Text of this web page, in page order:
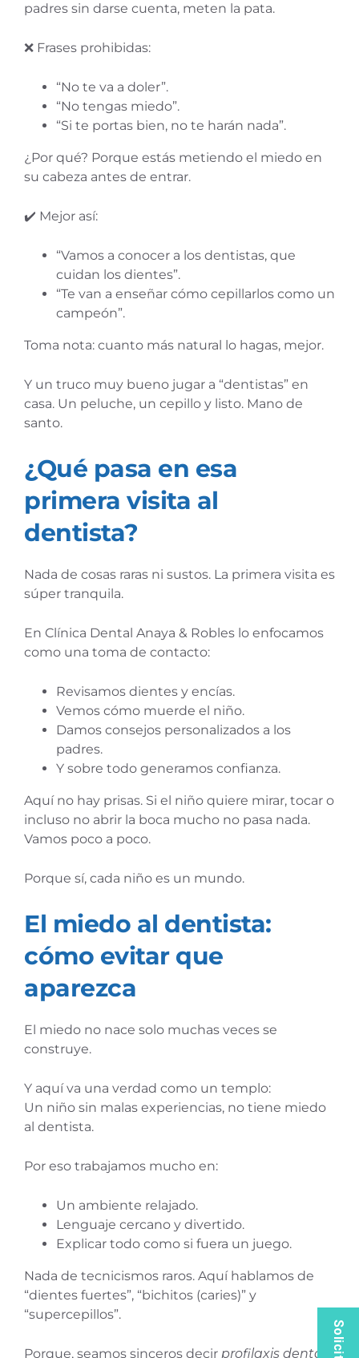
padres sin darse cuenta, meten la pata.
❌ Frases prohibidas:
“No te va a doler”.
“No tengas miedo”.
“Si te portas bien, no te harán nada”.
¿Por qué? Porque estás metiendo el miedo en
su cabeza antes de entrar.
✔️ Mejor así:
“Vamos a conocer a los dentistas, que
cuidan los dientes”.
“Te van a enseñar cómo cepillarlos como un
campeón”.
Toma nota: cuanto más natural lo hagas, mejor.
Y un truco muy bueno jugar a “dentistas” en
casa. Un peluche, un cepillo y listo. Mano de
santo.
¿Qué pasa en esa
primera visita al
dentista?
Nada de cosas raras ni sustos. La primera visita es
súper tranquila.
En Clínica Dental Anaya & Robles lo enfocamos
como una toma de contacto:
Revisamos dientes y encías.
Vemos cómo muerde el niño.
Damos consejos personalizados a los
padres.
Y sobre todo generamos confianza.
Aquí no hay prisas. Si el niño quiere mirar, tocar o
incluso no abrir la boca mucho no pasa nada.
Vamos poco a poco.
Porque sí, cada niño es un mundo.
El miedo al dentista:
cómo evitar que
aparezca
El miedo no nace solo muchas veces se
construye.
Y aquí va una verdad como un templo:
Un niño sin malas experiencias, no tiene miedo
al dentista.
Por eso trabajamos mucho en:
Un ambiente relajado.
Lenguaje cercano y divertido.
Explicar todo como si fuera un juego.
Nada de tecnicismos raros. Aquí hablamos de
“dientes fuertes”, “bichitos (caries)” y
“supercepillos”.
Porque, seamos sinceros decir profilaxis dental